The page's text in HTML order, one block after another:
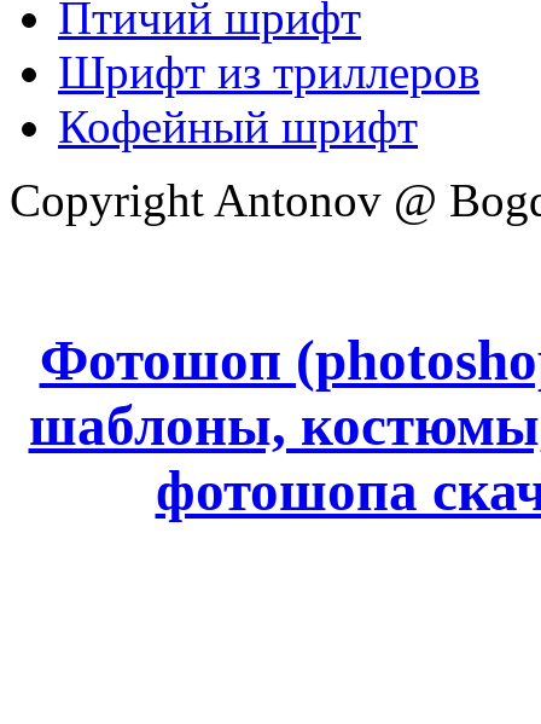
Птичий шрифт
Шрифт из триллеров
Кофейный шрифт
Copyright Antonov @
Фотошоп
шаблоны,
фотошопа